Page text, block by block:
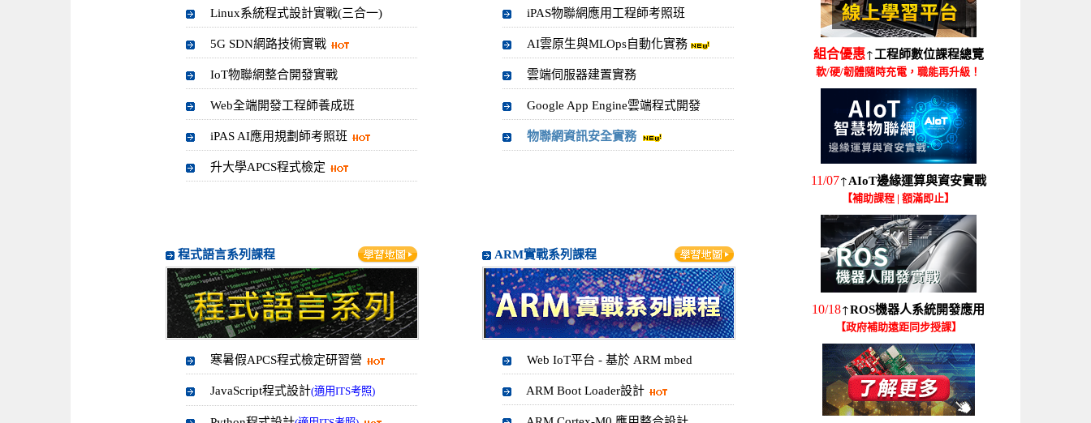
Linux系統程式設計實戰(三合一)
5G SDN網路技術實戰
IoT物聯網整合開發實戰
Web全端開發工程師養成班
iPAS AI應用規劃師考照班
升大學APCS程式檢定
iPAS物聯網應用工程師考照班
AI雲原生與MLOps自動化實務
雲端伺服器建置實務
Google App Engine雲端程式開發
物聯網資訊安全實務
程式語言系列課程
寒暑假APCS程式檢定研習營
JavaScript程式設計(適用ITS考照)
ARM實戰系列課程
Web IoT平台 - 基於 ARM mbed
ARM Boot Loader設計
組合優惠↑工程師數位課程總覽
軟/硬/韌體隨時充電，職能再升級！
11/07↑AIoT邊緣運算與資安實戰
【補助課程 | 額滿即止】
10/18↑ROS機器人系統開發應用
【政府補助遠距同步授課】